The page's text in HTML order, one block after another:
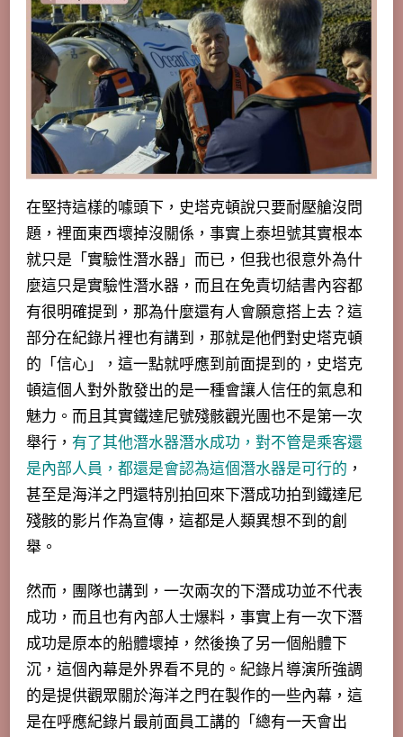
在堅持這樣的噱頭下，史塔克頓說只要耐壓艙沒問
題，裡面東西壞掉沒關係，事實上泰坦號其實根本
就只是「實驗性潛水器」而已，但我也很意外為什
麼這只是實驗性潛水器，而且在免責切結書內容都
有很明確提到，那為什麼還有人會願意搭上去？這
部分在紀錄片裡也有講到，那就是他們對史塔克頓
的「信心」，這一點就呼應到前面提到的，史塔克
頓這個人對外散發出的是一種會讓人信任的氣息和
魅力。而且其實鐵達尼號殘骸觀光團也不是第一次
舉行， 有了其他潛水器潛水成功，對不管是乘客還
是內部人員，都還是會認為這個潛水器是可行的 ，
甚至是海洋之門還特別拍回來下潛成功拍到鐵達尼
殘骸的影片作為宣傳，這都是人類異想不到的創
舉。
然而，團隊也講到，一次兩次的下潛成功並不代表
成功，而且也有內部人士爆料，事實上有一次下潛
成功是原本的船體壞掉，然後換了另一個船體下
沉，這個內幕是外界看不見的。紀錄片導演所強調
的是提供觀眾關於海洋之門在製作的一些內幕，這
是在呼應紀錄片最前面員工講的「總有一天會出